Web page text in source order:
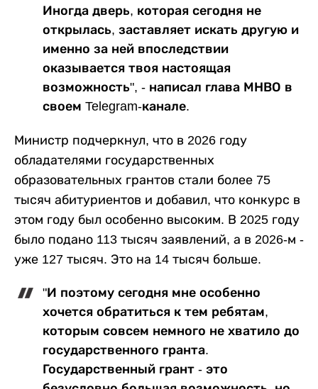
Иногда дверь, которая сегодня не
открылась, заставляет искать другую и
именно за ней впоследствии
оказывается твоя настоящая
возможность", - написал глава МНВО в
своем Telegram-канале.
Министр подчеркнул, что в 2026 году
обладателями государственных
образовательных грантов стали более 75
тысяч абитуриентов и добавил, что конкурс в
этом году был особенно высоким. В 2025 году
было подано 113 тысяч заявлений, а в 2026-м -
уже 127 тысяч. Это на 14 тысяч больше.
"И поэтому сегодня мне особенно
хочется обратиться к тем ребятам,
которым совсем немного не хватило до
государственного гранта.
Государственный грант - это